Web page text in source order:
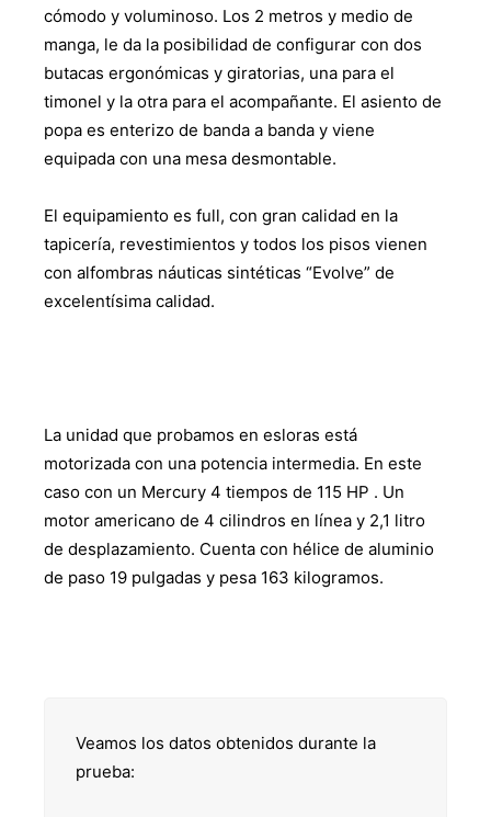
cómodo y voluminoso. Los 2 metros y medio de
manga, le da la posibilidad de configurar con dos
butacas ergonómicas y giratorias, una para el
timonel y la otra para el acompañante. El asiento de
popa es enterizo de banda a banda y viene
equipada con una mesa desmontable.
El equipamiento es full, con gran calidad en la
tapicería, revestimientos y todos los pisos vienen
con alfombras náuticas sintéticas “Evolve” de
excelentísima calidad.
La unidad que probamos en esloras está
motorizada con una potencia intermedia. En este
caso con un Mercury 4 tiempos de 115 HP . Un
motor americano de 4 cilindros en línea y 2,1 litro
de desplazamiento. Cuenta con hélice de aluminio
de paso 19 pulgadas y pesa 163 kilogramos.
Veamos los datos obtenidos durante la
prueba: